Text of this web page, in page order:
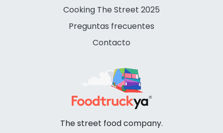
Cooking The Street 2025
Preguntas frecuentes
Contacto
The street food company.